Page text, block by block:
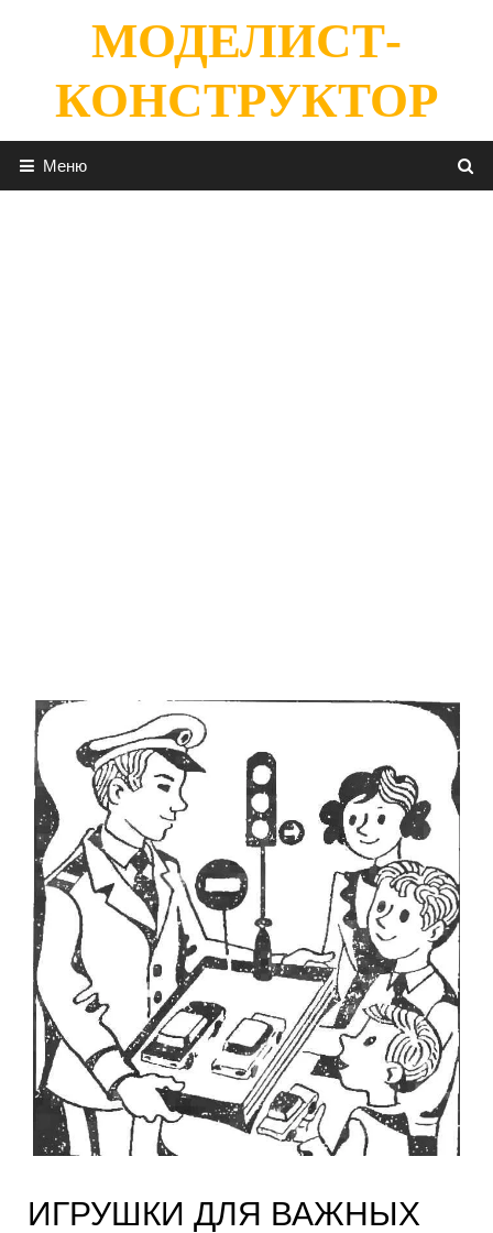
содержимомуМОДЕЛИСТ-
КОНСТРУКТОР
Меню
ИГРУШКИ ДЛЯ ВАЖНЫХ